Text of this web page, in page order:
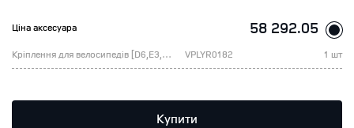
Ціна аксесуара 58 292.05
Кріплення для велосипедів [D6,E3,B5,B6,H1,F2] VPLYR0182 1 шт
Купити